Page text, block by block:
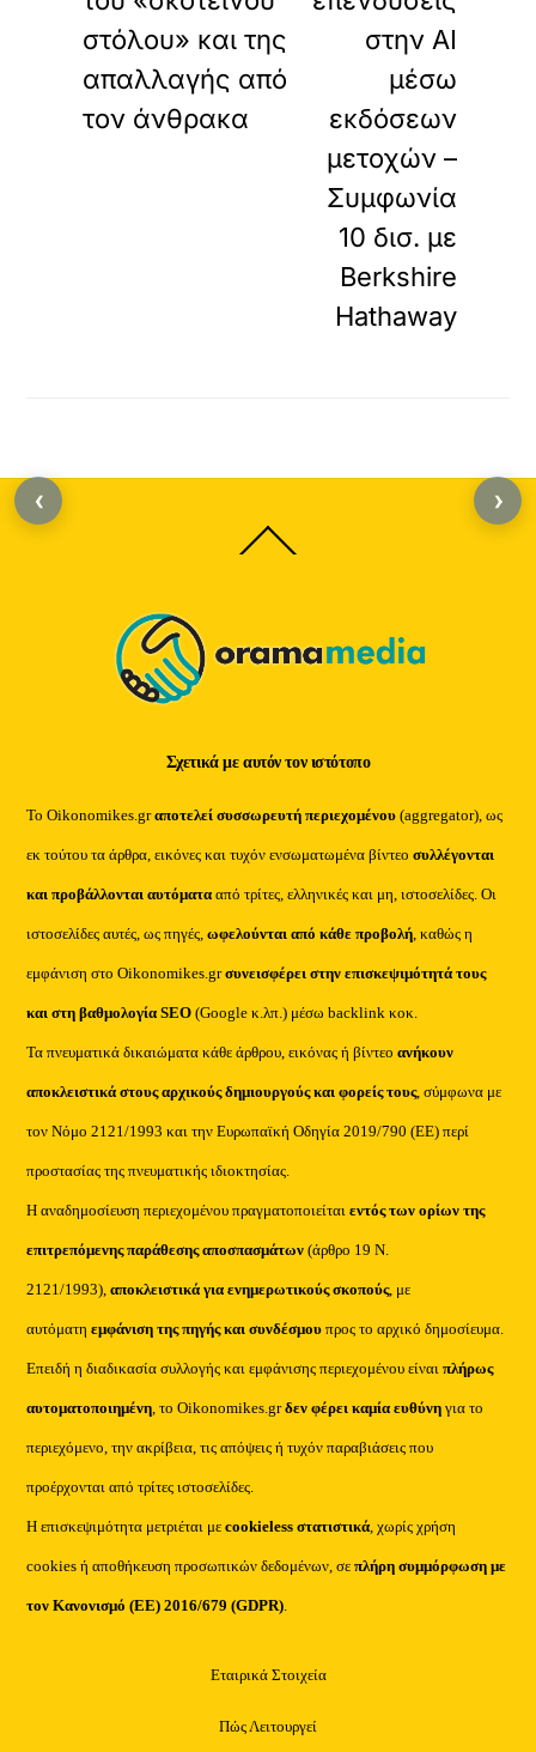
στόλου» και της
απαλλαγής από
τον άνθρακα
στην AI
μέσω
εκδόσεων
μετοχών –
Συμφωνία
10 δισ. με
Berkshire
Hathaway
Back
To
Σχετικά με αυτόν τον ιστότοπο
Το Oikonomikes.grαποτελεί συσσωρευτή περιεχομένου (aggregator), ως
εκ τούτου τα άρθρα, εικόνες και τυχόν ενσωματωμένα βίντεοσυλλέγονται
και προβάλλονται αυτόματααπό τρίτες, ελληνικές και μη, ιστοσελίδες. Οι
ιστοσελίδες αυτές, ως πηγές,ωφελούνται από κάθε προβολή, καθώς η
εμφάνιση στο Oikonomikes.grσυνεισφέρει στην επισκεψιμότητά τους
και στη βαθμολογία SEO (Google κ.λπ.) μέσω backlink κοκ.
Τα πνευματικά δικαιώματα κάθε άρθρου, εικόνας ή βίντεοανήκουν
αποκλειστικά στους αρχικούς δημιουργούς και φορείς τους, σύμφωνα με
τον Νόμο 2121/1993 και την Ευρωπαϊκή Οδηγία 2019/790 (ΕΕ) περί
προστασίας της πνευματικής ιδιοκτησίας.
Η αναδημοσίευση περιεχομένου πραγματοποιείταιεντός των ορίων της
επιτρεπόμενης παράθεσης αποσπασμάτων (άρθρο 19 Ν.
2121/1993), αποκλειστικά για ενημερωτικούς σκοπούς, με
αυτόματηεμφάνιση της πηγής και συνδέσμου προς το αρχικό δημοσίευμα.
Επειδή η διαδικασία συλλογής και εμφάνισης περιεχομένου είναιπλήρως
αυτοματοποιημένη, το Oikonomikes.grδεν φέρει καμία ευθύνη για το
περιεχόμενο, την ακρίβεια, τις απόψεις ή τυχόν παραβιάσεις που
προέρχονται από τρίτες ιστοσελίδες.
Η επισκεψιμότητα μετριέται μεcookieless στατιστικά, χωρίς χρήση
cookies ή αποθήκευση προσωπικών δεδομένων, σεπλήρη συμμόρφωση με
τον Κανονισμό (ΕΕ) 2016/679 (GDPR).
Εταιρικά Στοιχεία
Πώς Λειτουργεί
‹ ›